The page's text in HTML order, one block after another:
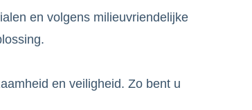
en volgens milieuvriendelijke
en veiligheid. Zo bent u